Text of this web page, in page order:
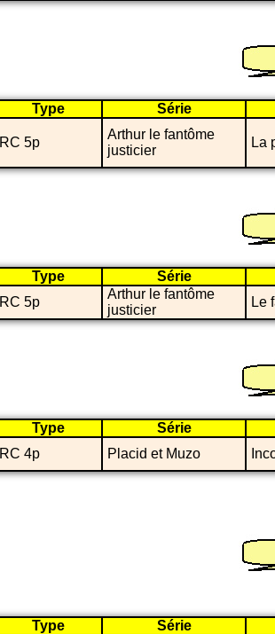
Type Série
RC 5p
Arthur le fantôme
justicier
La
Type
Série
RC 5p
Arthur le fantôme
justicier
Le
Type
Série
RC 4p Placid et Muzo
Type
Série